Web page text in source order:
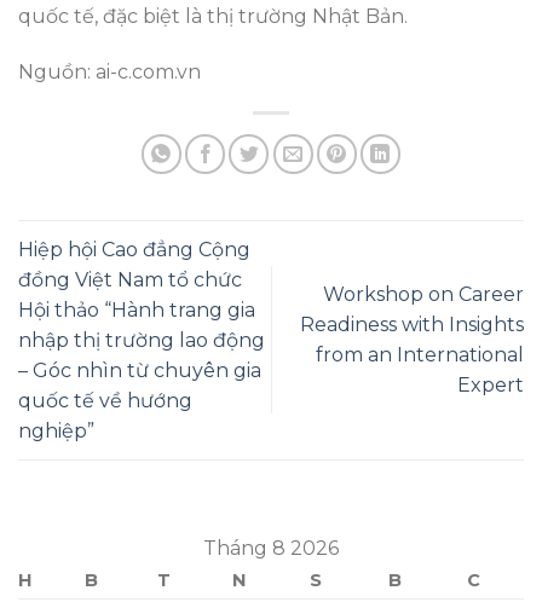
quốc tế, đặc biệt là thị trường Nhật Bản.
Nguồn: ai-c.com.vn
Hiệp hội Cao đẳng Cộng
đồng Việt Nam tổ chức
Hội thảo “Hành trang gia
nhập thị trường lao động
– Góc nhìn từ chuyên gia
quốc tế về hướng
nghiệp”
Workshop on Career
Readiness with Insights
from an International
Expert
Tháng 8 2026
H B T N S B
C